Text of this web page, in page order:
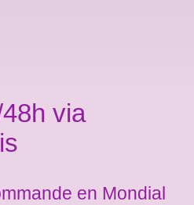
via
en Mondial